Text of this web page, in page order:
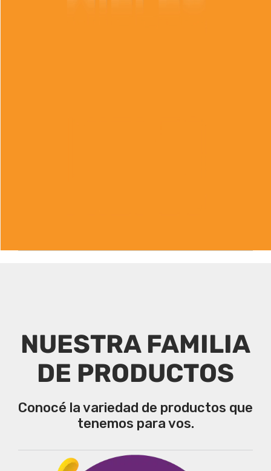
NUESTRA FAMILIA
DE PRODUCTOS
Conocé la variedad de productos que
tenemos para vos.